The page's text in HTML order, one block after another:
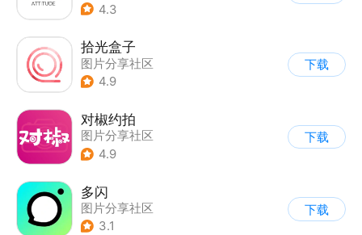
4.3
拾光盒子
图片分享社区
4.9
下载
对椒约拍
图片分享社区
4.9
下载
多闪
图片分享社区
3.1
下载